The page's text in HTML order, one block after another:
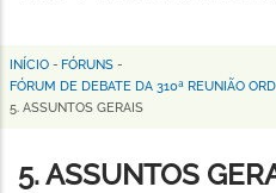
Horizonte
Trilha
de
navegação
INÍCIO - FÓRUNS -
FÓRUM DE DEBATE DA 310ª REUNIÃO
5. ASSUNTOS GERAIS
5. ASSUNTOS